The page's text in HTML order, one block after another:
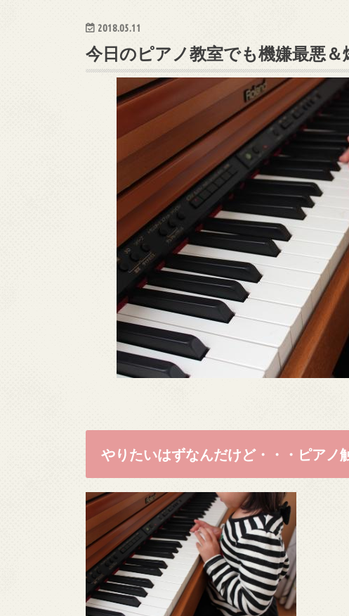
2018.05.11
今日のピアノ教室でも機嫌最悪＆
やりたいはずなんだけど・・・ピアノ